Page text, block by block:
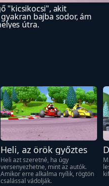
"kicsikocsi", akit
bajba sodor, ám
Heli, az örök győztes
Heli azt szeretné, ha úgy
versenyezhetne, mint az autók.
Amikor erre alkalma nyílik, rögtön
csalással vádolják.